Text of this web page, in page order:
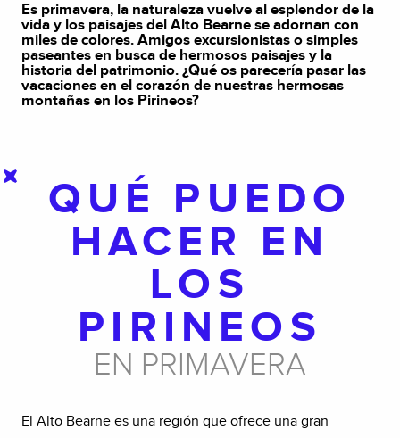
Es primavera, la naturaleza vuelve al esplendor de la
vida y los paisajes del Alto Bearne se adornan con
miles de colores. Amigos excursionistas o simples
paseantes en busca de hermosos paisajes y la
historia del patrimonio. ¿Qué os parecería pasar las
vacaciones en el corazón de nuestras hermosas
montañas en los Pirineos?
QUÉ PUEDO
HACER EN
LOS
PIRINEOS
EN PRIMAVERA
El Alto Bearne es una región que ofrece una gran